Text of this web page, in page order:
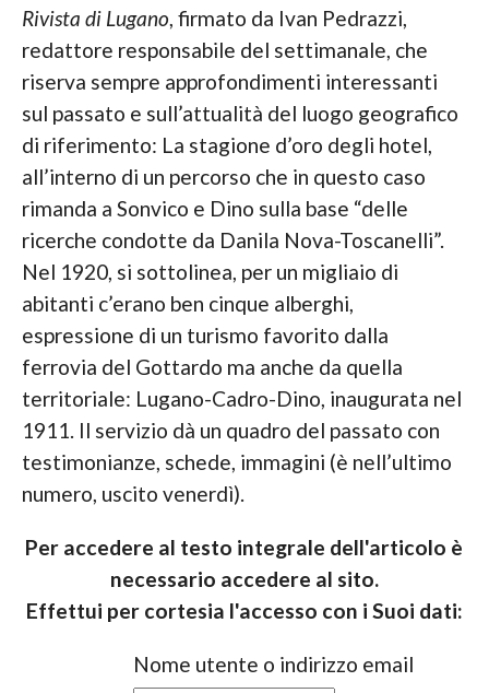
Rivista di Lugano, firmato da Ivan Pedrazzi,
redattore responsabile del settimanale, che
riserva sempre approfondimenti interessanti
sul passato e sull’attualità del luogo geografico
di riferimento: La stagione d’oro degli hotel,
all’interno di un percorso che in questo caso
rimanda a Sonvico e Dino sulla base “delle
ricerche condotte da Danila Nova-Toscanelli”.
Nel 1920, si sottolinea, per un migliaio di
abitanti c’erano ben cinque alberghi,
espressione di un turismo favorito dalla
ferrovia del Gottardo ma anche da quella
territoriale: Lugano-Cadro-Dino, inaugurata nel
1911. Il servizio dà un quadro del passato con
testimonianze, schede, immagini (è nell’ultimo
numero, uscito venerdì).
Per accedere al testo integrale dell'articolo è
necessario accedere al sito.
Effettui per cortesia l'accesso con i Suoi dati:
Nome utente o indirizzo email